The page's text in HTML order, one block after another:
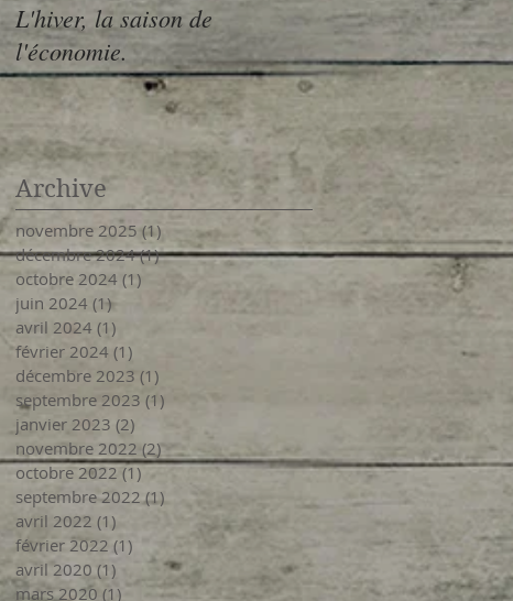
L'hiver, la saison de
l'économie.
L'automne : la
recentrage et de
l'organisation
Archive
novembre 2025 (1) 1 post
décembre 2024 (1)1 post
octobre 2024 (1)
juin 2024 (1)1 post
avril 2024 (1)
février 2024 (1)
décembre 2023 (1)
septembre 2023 (1)
janvier 2023 (2)
novembre 2022 (2)2 posts
octobre 2022 (1)1 post
septembre 2022 (1) 1 post
avril 2022 (1)
février 2022 (1) 1 post
avril 2020 (1) 1 post
mars 2020 (1) 1 post